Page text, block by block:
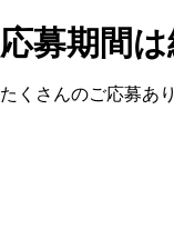
応募期間
たくさんのご応募あ